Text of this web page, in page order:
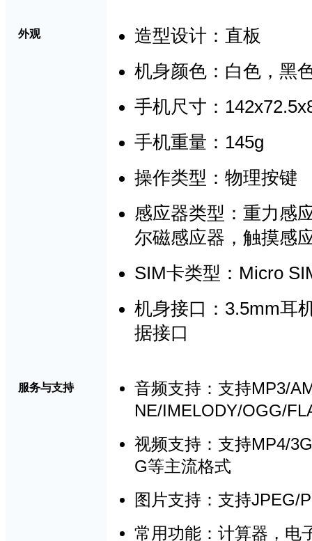
外观 造型设计 ：直板
机身颜色 ：白色，黑
手机尺寸：
手机重量： 145g
操作类型：物理按键
感应器类型：重力感
尔磁感应器，触摸感
SIM卡类型： Micro
机身接口： 3.5mm耳
据接口
服务与支持 音频支持 ： 支持MP3/
NE/IMELODY/OGG/
视频支持 ： 支持MP4/
G等主流格式
图片支持：支持JPEG/
常用功能：计算器，电